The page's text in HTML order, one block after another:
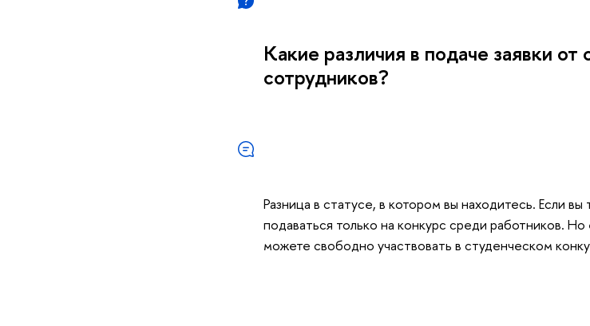
Какие различия в подаче заявки от
сотрудников?
Разница в статусе, в котором вы находитесь. Если
подаваться только на конкурс среди работников.
можете свободно участвовать в студенческом